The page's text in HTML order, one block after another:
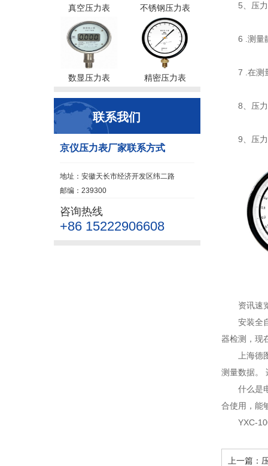
真空压力表 不锈钢压力表
数显压力表 精密压力表
联系我们
京仪压力表厂家联系方式
地址：安徽天长市经济开发区纬二路
邮编：239300
咨询热线
+86 15222906608
5、压
6 .测量
7 .在测
8、压
9、压
资讯速
安装全
器检测，现
上海
测量数据。
什么是
合使用，能
YXC-
上一篇：